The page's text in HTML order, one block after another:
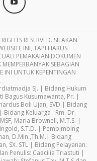
RESERVED. SILAKAN
INI, TAPI HARUS
PEMAKAIAN DOKUMEN
SEBAGIAN
INI UNTUK KEPENTINGAN
SJ. | Bidang Hukum
Bagus Kusumawanta, Pr. |
Boli Ujan, SVD | Bidang
Bidang Keluarga : Rm. Dr.
Maria Brownell, M.T.S. |
S.T.D. | Pembimbing
D.Min.,Th.M.| Bidang
SX. STL | Bidang Pelayanan:
Penulis: Caecilia Triastuti |